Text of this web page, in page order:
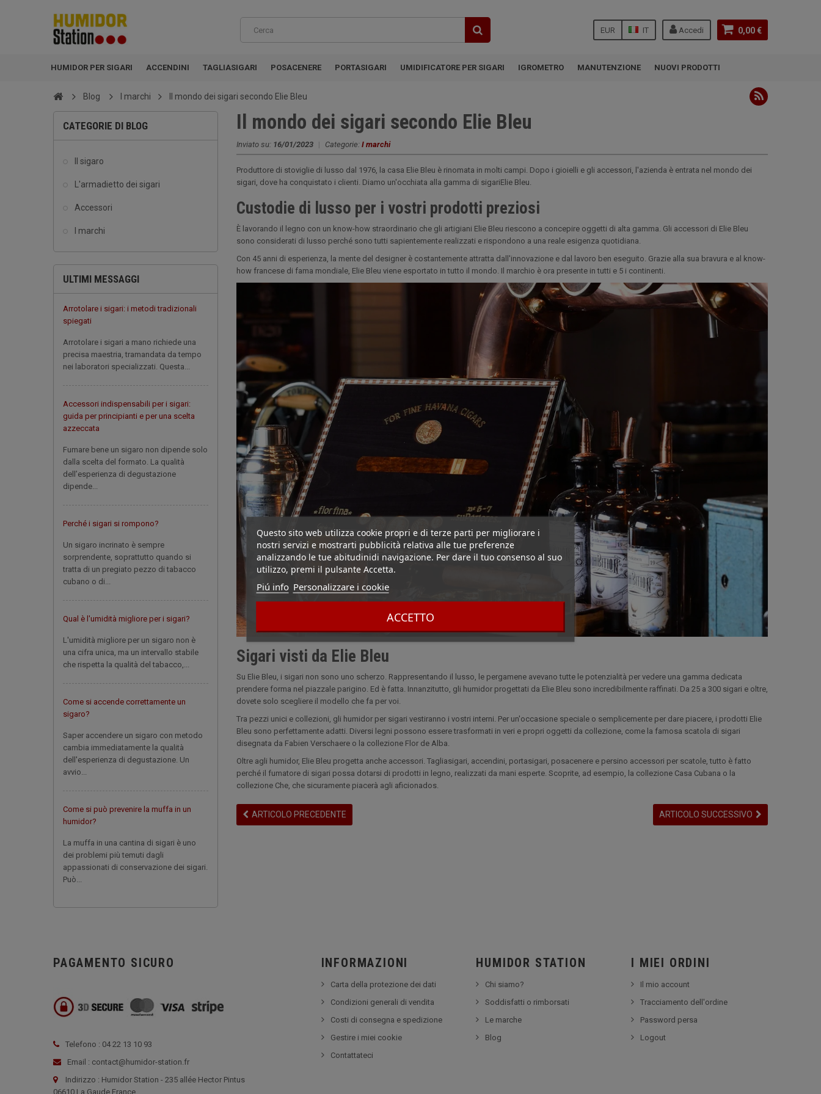
0,00 €
Accedi
IT
EUR
HUMIDOR PER SIGARI ACCENDINI TAGLIASIGARI POSACENERE PORTASIGARI UMIDIFICATORE PER SIGARI IGROMETRO MANUTENZIONE NUOVI PRODOTTI
Questo sito web utilizza cookie propri e di terze parti per migliorare i
nostri servizi e mostrarti pubblicità relativa alle tue preferenze
analizzando le tue abitudinidi navigazione. Per dare il tuo consenso al suo
utilizzo, premi il pulsante Accetta.
Piú info Personalizzare i cookie
ACCETTO
Blog I marchi Il mondo dei sigari secondo Elie Bleu
CATEGORIE DI BLOG
Il sigaro
L'armadietto dei sigari
Accessori
I marchi
ULTIMI MESSAGGI
Arrotolare i sigari: i metodi tradizionali
spiegati
Arrotolare i sigari a mano richiede una
precisa maestria, tramandata da tempo
nei laboratori specializzati. Questa...
Accessori indispensabili per i sigari:
guida per principianti e per una scelta
azzeccata
Fumare bene un sigaro non dipende solo
dalla scelta del formato. La qualità
dell’esperienza di degustazione
dipende...
Perché i sigari si rompono?
Un sigaro incrinato è sempre
sorprendente, soprattutto quando si
tratta di un pregiato pezzo di tabacco
cubano o di...
Qual è l'umidità migliore per i sigari?
L'umidità migliore per un sigaro non è
una cifra unica, ma un intervallo stabile
che rispetta la qualità del tabacco,...
Come si accende correttamente un
sigaro?
Saper accendere un sigaro con metodo
cambia immediatamente la qualità
dell'esperienza di degustazione. Un
avvio...
Come si può prevenire la muffa in un
humidor?
La muffa in una cantina di sigari è uno
dei problemi più temuti dagli
appassionati di conservazione dei sigari.
Può...
Il mondo dei sigari secondo Elie Bleu
Inviato su: 16/01/2023 | Categorie: I marchi
Produttore di stoviglie di lusso dal 1976, la casa Elie Bleu è rinomata in molti campi. Dopo i gioielli e gli accessori, l'azienda è entrata nel mondo dei
sigari, dove ha conquistato i clienti. Diamo un'occhiata alla gamma di sigariElie Bleu.
Custodie di lusso per i vostri prodotti preziosi
È lavorando il legno con un know-how straordinario che gli artigiani Elie Bleu riescono a concepire oggetti di alta gamma. Gli accessori di Elie Bleu
sono considerati di lusso perché sono tutti sapientemente realizzati e rispondono a una reale esigenza quotidiana.
Con 45 anni di esperienza, la mente del designer è costantemente attratta dall'innovazione e dal lavoro ben eseguito. Grazie alla sua bravura e al know-
how francese di fama mondiale, Elie Bleu viene esportato in tutto il mondo. Il marchio è ora presente in tutti e 5 i continenti.
Sigari visti da Elie Bleu
Su Elie Bleu, i sigari non sono uno scherzo. Rappresentando il lusso, le pergamene avevano tutte le potenzialità per vedere una gamma dedicata
prendere forma nel piazzale parigino. Ed è fatta. Innanzitutto, gli humidor progettati da Elie Bleu sono incredibilmente raffinati. Da 25 a 300 sigari e oltre,
dovete solo scegliere il modello che fa per voi.
Tra pezzi unici e collezioni, gli humidor per sigari vestiranno i vostri interni. Per un'occasione speciale o semplicemente per dare piacere, i prodotti Elie
Bleu sono perfettamente adatti. Diversi legni possono essere trasformati in veri e propri oggetti da collezione, come la famosa scatola di sigari
disegnata da Fabien Verschaere o la collezione Flor de Alba.
Oltre agli humidor, Elie Bleu progetta anche accessori. Tagliasigari, accendini, portasigari, posacenere e persino accessori per scatole, tutto è fatto
perché il fumatore di sigari possa dotarsi di prodotti in legno, realizzati da mani esperte. Scoprite, ad esempio, la collezione Casa Cubana o la
collezione Che, che sicuramente piacerà agli aficionados.
ARTICOLO PRECEDENTE ARTICOLO SUCCESSIVO
PAGAMENTO SICURO
Telefono : 04 22 13 10 93
Email : contact@humidor-station.fr
Indirizzo : Humidor Station - 235 allée Hector Pintus
06610 La Gaude France
INFORMAZIONI
Carta della protezione dei dati
Condizioni generali di vendita
Costi di consegna e spedizione
Gestire i miei cookie
Contattateci
HUMIDOR STATION
Chi siamo?
Soddisfatti o rimborsati
Le marche
Blog
I MIEI ORDINI
Il mio account
Tracciamento dell'ordine
Password persa
Logout